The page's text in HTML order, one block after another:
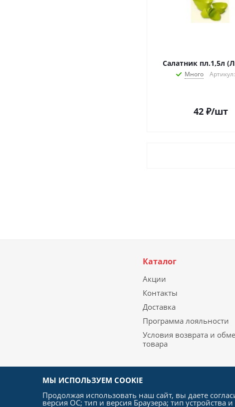
Салатник пл.1,5л
Много
42 ₽/шт
Каталог
Акции
Контакты
Доставка
Программа лояльности
Условия возврата и
товара
МЫ ИСПОЛЬЗУЕМ COOKIE
Продолжая использовать наш сайт, вы даете
версия ОС; тип и версия Браузера; тип устройства